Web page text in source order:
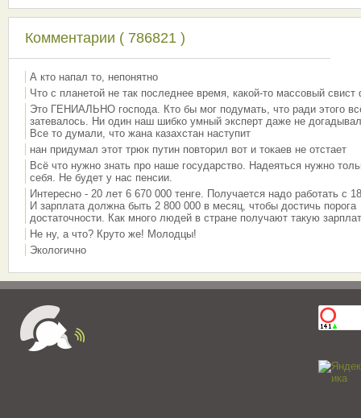
Комментарии ( 786821 )
А кто напал то, непонятно
Что с планетой не так последнее время, какой-то массовый свист
Это ГЕНИАЛЬНО господа. Кто бы мог подумать, что ради этого
затевалось. Ни один наш шибко умный эксперт даже не
Все то думали, что жана казахстан наступит
нан придумал этот трюк путин повторил вот и токаев не отстает
Всё что нужно знать про наше государство. Надеяться нужно
себя. Не будет у нас пенсии.
Интересно - 20 лет 6 670 000 тенге. Получается надо работать с
И зарплата должна быть 2 800 000 в месяц, чтобы достичь порога
достаточности. Как много людей в стране получают такую
Не ну, а что? Круто же! Молодцы!
Экологично